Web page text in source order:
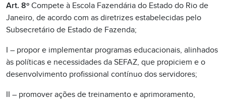
Art. 8º Compete à Escola Fazendária do Estado do Rio de
Janeiro, de acordo com as diretrizes estabelecidas pelo
Subsecretário de Estado de Fazenda;
I – propor e implementar programas educacionais, alinhados
às políticas e necessidades da SEFAZ, que propiciem e o
desenvolvimento profissional contínuo dos servidores;
II – promover ações de treinamento e aprimoramento,